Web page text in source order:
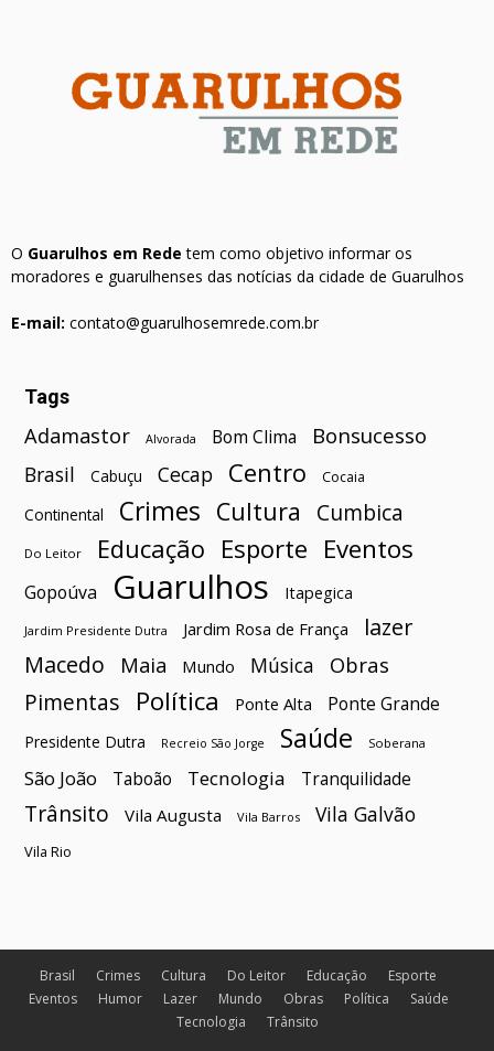
O Guarulhos em Rede tem como objetivo informar os
moradores e guarulhenses das notícias da cidade de Guarulhos
E-mail: contato@guarulhosemrede.com.br
Tags
Adamastor Alvorada Bom Clima Bonsucesso
Brasil Cabuçu Cecap Centro Cocaia
Continental Crimes Cultura Cumbica
Do Leitor Educação Esporte Eventos
Gopoúva Guarulhos Itapegica
Jardim Presidente Dutra Jardim Rosa de França
lazer
Macedo
Maia Mundo Música Obras
Pimentas Política Ponte Alta Ponte Grande
Presidente Dutra Recreio São Jorge Saúde Soberana
São João Taboão Tecnologia Tranquilidade
Trânsito Vila Augusta Vila Barros Vila Galvão
Vila Rio
Brasil Crimes Cultura Do Leitor Educação
Esporte
Eventos
Humor Lazer Mundo Obras Política
Saúde
Tecnologia
Trânsito